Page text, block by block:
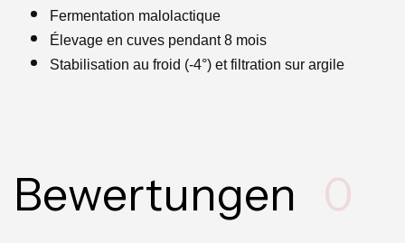
Fermentation malolactique
Élevage en cuves pendant 8 mois
Stabilisation au froid (-4°) et filtration sur argile
Bewertungen 0